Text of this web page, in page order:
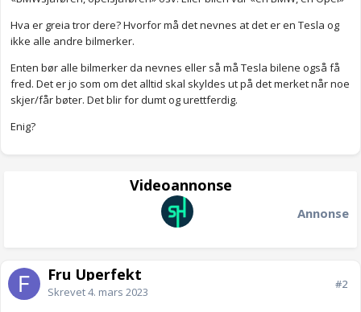
Hva er greia tror dere? Hvorfor må det nevnes at det er en Tesla og
ikke alle andre bilmerker.
Enten bør alle bilmerker da nevnes eller så må Tesla bilene også få
fred. Det er jo som om det alltid skal skyldes ut på det merket når noe
skjer/får bøter. Det blir for dumt og urettferdig.
Enig?
Videoannonse
Annonse
Fru Uperfekt
Skrevet4. mars 2023
#2